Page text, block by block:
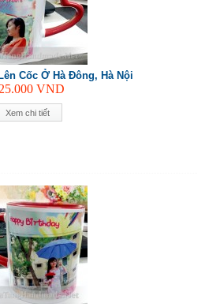
Xem chi tiết
Cốc Ở Hà Đông, Hà Nội
VND